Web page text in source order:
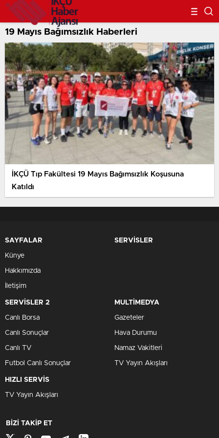
19 Mayıs Bağımsızlık Haberleri
İKÇÜ Tıp Fakültesi 19 Mayıs Bağımsızlık Koşusuna
Katıldı
SAYFALAR
Künye
Hakkımızda
İletişim
SERVİSLER
SERVİSLER 2
Canlı Borsa
Canlı Sonuçlar
Canlı TV
Futbol Canlı Sonuçlar
MULTİMEDYA
Gazeteler
Hava Durumu
Namaz Vakitleri
TV Yayın Akışları
HIZLI SERVİS
TV Yayın Akışları
BİZİ TAKİP ET